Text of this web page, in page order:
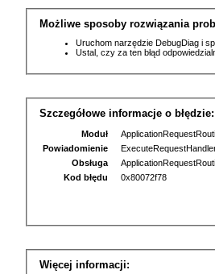
Możliwe sposoby rozwiązania
Uruchom narzędzie DebugDiag i
Ustal, czy za ten błąd
Szczegółowe informacje o błędzie:
Moduł
Powiadomienie
Obsługa
Kod błędu
0x80072f78
Więcej informacji: